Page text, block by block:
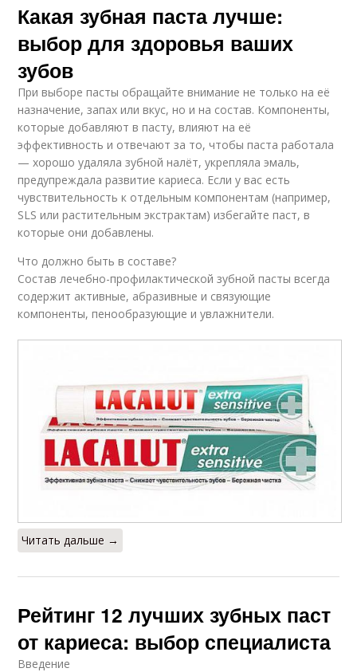
Какая зубная паста лучше:
выбор для здоровья ваших
зубов
При выборе пасты обращайте внимание не только на её
назначение, запах или вкус, но и на состав. Компоненты,
которые добавляют в пасту, влияют на её
эффективность и отвечают за то, чтобы паста работала
— хорошо удаляла зубной налёт, укрепляла эмаль,
предупреждала развитие кариеса. Если у вас есть
чувствительность к отдельным компонентам (например,
SLS или растительным экстрактам) избегайте паст, в
которые они добавлены.
Что должно быть в составе?
Состав лечебно-профилактической зубной пасты всегда
содержит активные, абразивные и связующие
компоненты, пенообразующие и увлажнители.
Читать дальше →
Рейтинг 12 лучших зубных паст
от кариеса: выбор специалиста
Введение